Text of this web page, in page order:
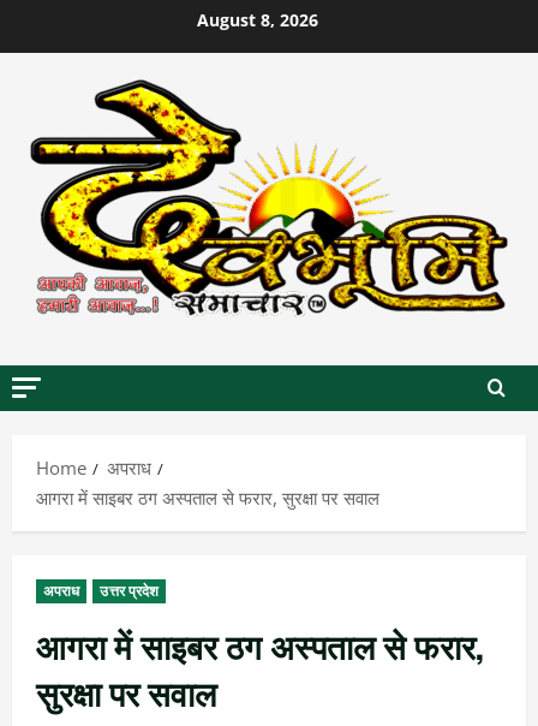
to
August 8, 2026
Home
अपराध
आगरा में साइबर ठग अस्पताल से फरार, सुरक्षा पर सवाल
अपराध उत्तर प्रदेश
आगरा में साइबर ठग अस्पताल से फरार,
सुरक्षा पर सवाल